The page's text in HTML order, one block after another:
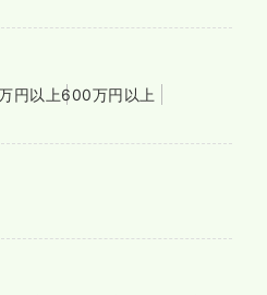
円以上600万円以上